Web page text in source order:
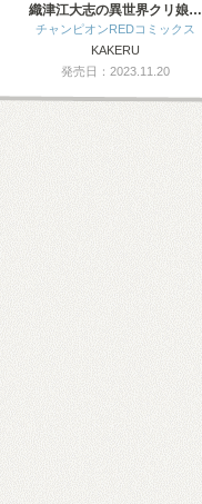
織津江大志の異世界クリ娘…
チャンピオンREDコミックス
KAKERU
発売日：2023.11.20